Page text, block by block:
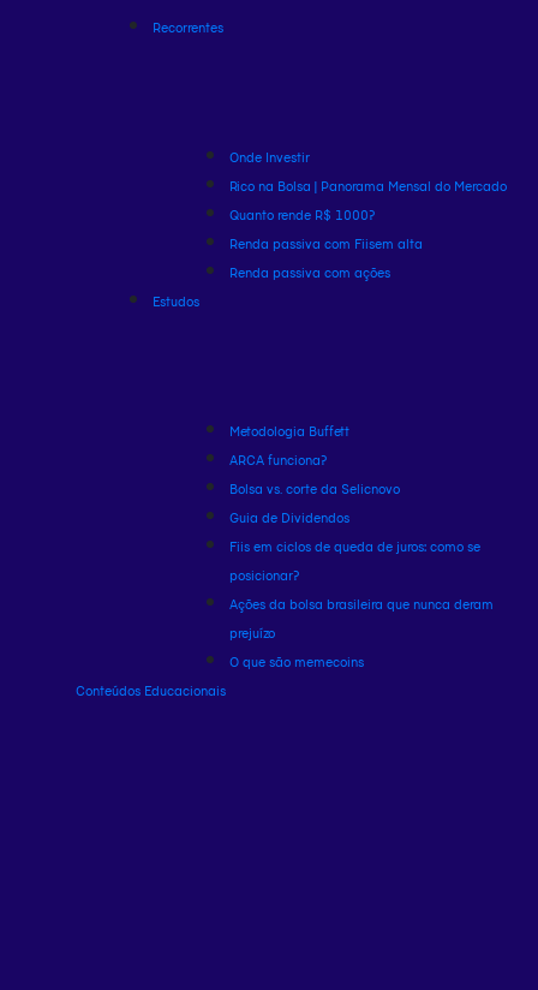
Recorrentes
Onde Investir
Rico na Bolsa | Panorama Mensal do Mercado
Quanto rende R$ 1000?
Renda passiva com Fiisem alta
Renda passiva com ações
Estudos
Metodologia Buffett
ARCA funciona?
Bolsa vs. corte da Selicnovo
Guia de Dividendos
Fiis em ciclos de queda de juros: como se
posicionar?
Ações da bolsa brasileira que nunca deram
prejuízo
O que são memecoins
Conteúdos Educacionais